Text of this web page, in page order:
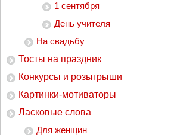
1 сентября
День учителя
На свадьбу
Тосты на праздник
Конкурсы и розыгрыши
Картинки-мотиваторы
Ласковые слова
Для женщин